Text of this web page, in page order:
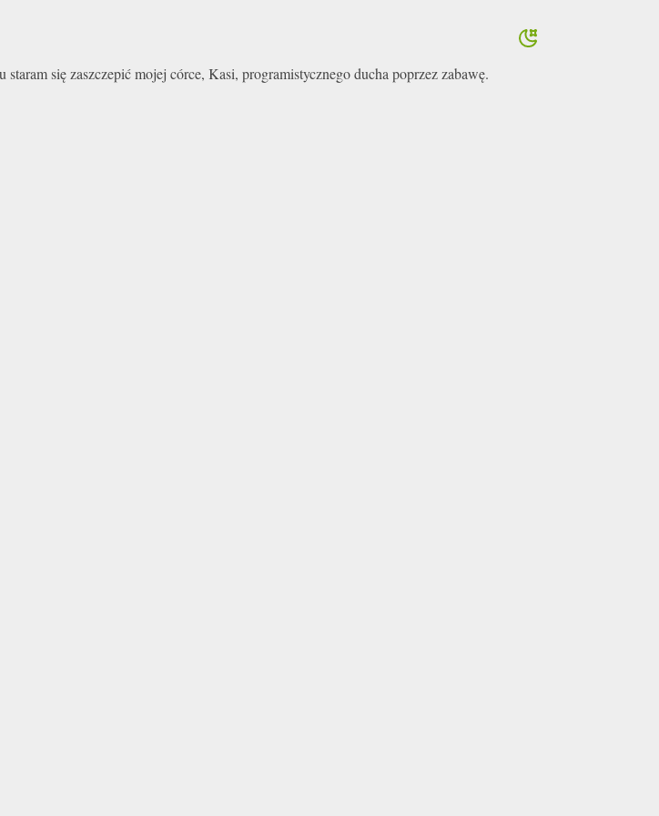
się zaszczepić mojej córce, Kasi, programistycznego ducha poprzez zabawę.